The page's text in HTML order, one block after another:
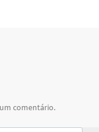
comentário.